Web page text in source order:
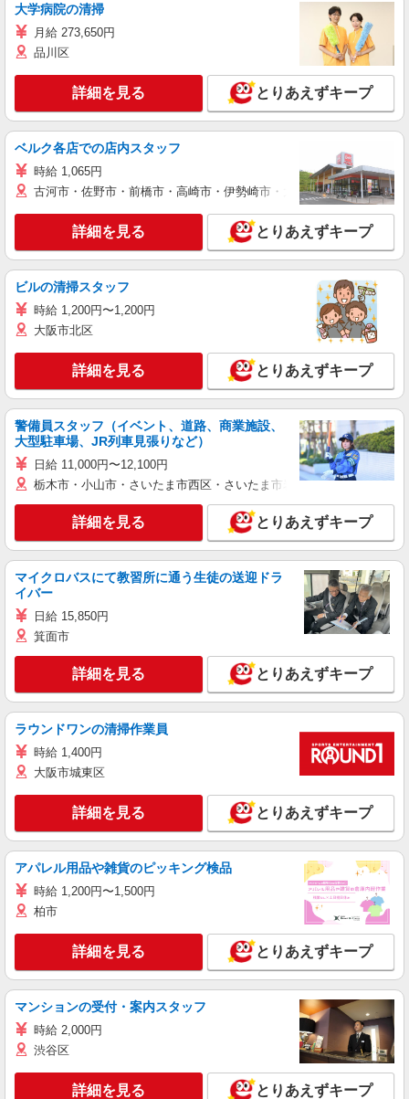
大学病院の清掃
月給 273,650円
品川区
詳細を見る とりあえずキープ
ベルク各店での店内スタッフ
時給 1,065円
古河市・佐野市・前橋市・高崎市・伊勢崎市・太田市・館林市・藤
詳細を見る とりあえずキープ
ビルの清掃スタッフ
時給 1,200円〜1,200円
大阪市北区
詳細を見る とりあえずキープ
警備員スタッフ（イベント、道路、商業施設、
大型駐車場、JR列車見張りなど）
日給 11,000円〜12,100円
栃木市・小山市・さいたま市西区・さいたま市岩槻区・久喜市・蓮田
詳細を見る とりあえずキープ
マイクロバスにて教習所に通う生徒の送迎ドラ
イバー
日給 15,850円
箕面市
詳細を見る とりあえずキープ
ラウンドワンの清掃作業員
時給 1,400円
大阪市城東区
詳細を見る とりあえずキープ
アパレル用品や雑貨のピッキング検品
時給 1,200円〜1,500円
柏市
詳細を見る とりあえずキープ
マンションの受付・案内スタッフ
時給 2,000円
渋谷区
詳細を見る とりあえずキープ